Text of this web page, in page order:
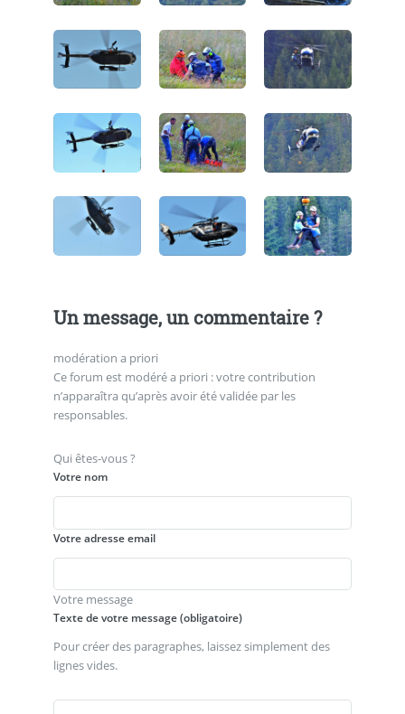
Un message, un commentaire ?
modération a priori
Ce forum est modéré a priori : votre contribution
n’apparaîtra qu’après avoir été validée par les
responsables.
Qui êtes-vous ?
Votre nom
Votre adresse email
Votre message
Texte de votre message (obligatoire)
Pour créer des paragraphes, laissez simplement des
lignes vides.